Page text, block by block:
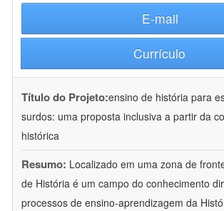
E-mail
Currículo
Título do Projeto:ensino de história para
surdos: uma proposta inclusiva a partir da
histórica
Resumo: Localizado em uma zona de
de História é um campo do conhecimento
processos de ensino-aprendizagem da